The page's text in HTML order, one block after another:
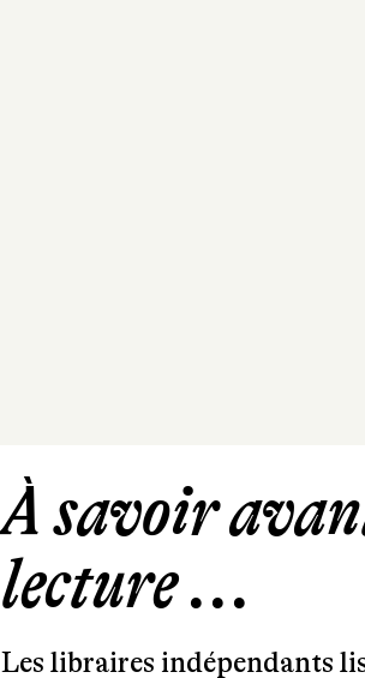
À savoir
lecture ...
Les libraires indépendants